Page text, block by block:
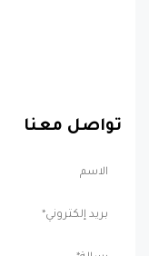
تواصل معنا